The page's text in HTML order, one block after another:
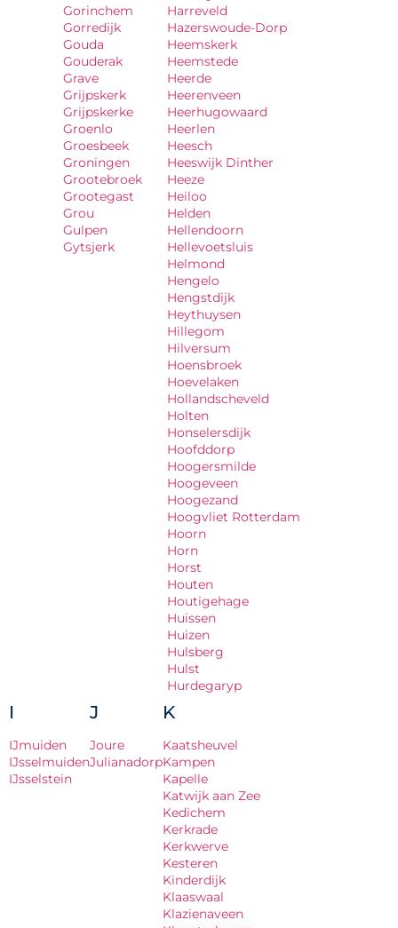
Gorinchem
Gorredijk
Gouda
Gouderak
Grave
Grijpskerk
Grijpskerke
Groenlo
Groesbeek
Groningen
Grootebroek
Grootegast
Grou
Gulpen
Gytsjerk
Harreveld
Hazerswoude-Dorp
Heemskerk
Heemstede
Heerde
Heerenveen
Heerhugowaard
Heerlen
Heesch
Heeswijk Dinther
Heeze
Heiloo
Helden
Hellendoorn
Hellevoetsluis
Helmond
Hengelo
Hengstdijk
Heythuysen
Hillegom
Hilversum
Hoensbroek
Hoevelaken
Hollandscheveld
Holten
Honselersdijk
Hoofddorp
Hoogersmilde
Hoogeveen
Hoogezand
Hoogvliet Rotterdam
Hoorn
Horn
Horst
Houten
Houtigehage
Huissen
Huizen
Hulsberg
Hulst
Hurdegaryp
I
IJmuiden
IJsselmuiden
IJsselstein
J
Joure
Julianadorp
K
Kaatsheuvel
Kampen
Kapelle
Katwijk aan Zee
Kedichem
Kerkrade
Kerkwerve
Kesteren
Kinderdijk
Klaaswaal
Klazienaveen